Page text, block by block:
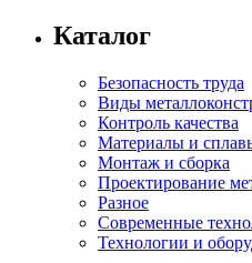
Каталог
Безопасность труда
Виды
Контроль качества
Материалы и
Монтаж и сборка
Проектирование
Разное
Современные
Технологии и